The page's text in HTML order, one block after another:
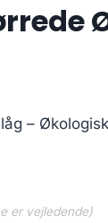
–
er vejledende)